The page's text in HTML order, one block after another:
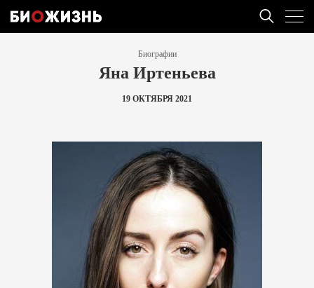
Биографии
Яна Иртеньева
19 ОКТЯБРЯ 2021